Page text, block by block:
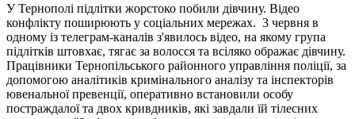
У Тернополі підлітки жорстоко побили дівчину. Відео
конфлікту поширюють у соціальних мережах. 3 червня в
одному із телеграм-каналів з'явилось відео, на якому група
підлітків штовхає, тягає за волосся та всіляко ображає дівчину.
Працівники Тернопільського районного управління поліції, за
допомогою аналітиків кримінального аналізу та інспекторів
ювенальної превенції, оперативно встановили особу
постраждалої та двох кривдників, які завдали їй тілесних